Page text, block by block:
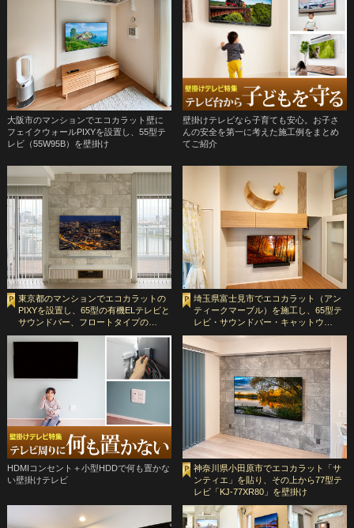
大阪市のマンションでエコカラット壁に
フェイクウォールPIXYを設置し、55型テ
レビ（55W95B）を壁掛け
壁掛けテレビなら子育ても安心。お子さ
んの安全を第一に考えた施工例をまとめ
てご紹介
東京都のマンションでエコカラットの
PIXYを設置し、65型の有機ELテレビと
サウンドバー、フロートタイプの…
埼玉県富士見市でエコカラット（アン
ティークマーブル）を施工し、65型テ
レビ・サウンドバー・キャットウ…
HDMIコンセント＋小型HDDで何も置かな
い壁掛けテレビ
神奈川県小田原市でエコカラット「サ
ンティエ」を貼り、その上から77型テ
レビ「KJ-77XR80」を壁掛け